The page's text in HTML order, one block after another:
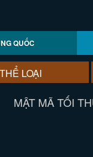
QUỐC
THỂ LOẠI
MẬT MÃ TỐI